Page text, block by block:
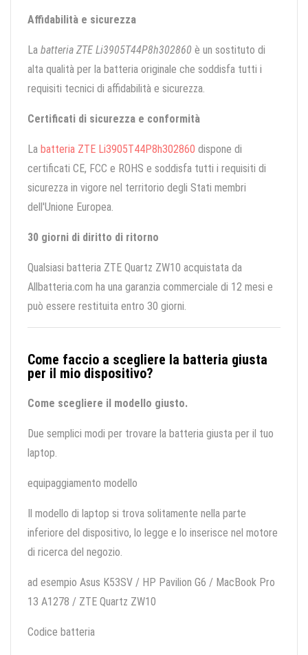
Affidabilità e sicurezza
La batteria ZTE Li3905T44P8h302860 è un sostituto di
alta qualità per la batteria originale che soddisfa tutti i
requisiti tecnici di affidabilità e sicurezza.
Certificati di sicurezza e conformità
La batteria ZTE Li3905T44P8h302860 dispone di
certificati CE, FCC e ROHS e soddisfa tutti i requisiti di
sicurezza in vigore nel territorio degli Stati membri
dell'Unione Europea.
30 giorni di diritto di ritorno
Qualsiasi batteria ZTE Quartz ZW10 acquistata da
Allbatteria.com ha una garanzia commerciale di 12 mesi e
può essere restituita entro 30 giorni.
Come faccio a scegliere la batteria giusta
per il mio dispositivo?
Come scegliere il modello giusto.
Due semplici modi per trovare la batteria giusta per il tuo
laptop.
equipaggiamento modello
Il modello di laptop si trova solitamente nella parte
inferiore del dispositivo, lo legge e lo inserisce nel motore
di ricerca del negozio.
ad esempio Asus K53SV / HP Pavilion G6 / MacBook Pro
13 A1278 / ZTE Quartz ZW10
Codice batteria